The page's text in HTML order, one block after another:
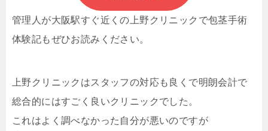
管理人が大阪駅すぐ近くの上野クリニックで包茎手術
体験記もぜひお読みください。
上野クリニックはスタッフの対応も良くで明朗会計で
総合的にはすごく良いクリニックでした。
これはよく調べなかった自分が悪いのですが